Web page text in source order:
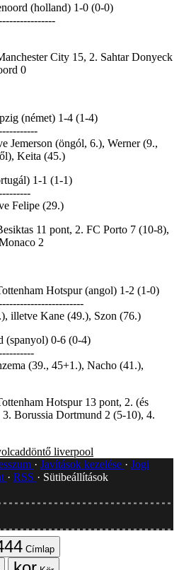
(holland) 1-0 (0-0)
City 15, 2. Sahtar Donyeck
0
(német) 1-4 (1-4)
Jemerson (öngól, 6.), Werner (9.,
Keita (45.)
1-1 (1-1)
Felipe (29.)
11 pont, 2. FC Porto 7 (10-8),
2
Hotspur (angol) 1-2 (1-0)
illetve Kane (49.), Szon (76.)
(spanyol) 0-6 (0-4)
(39., 45+1.), Nacho (41.),
Hotspur 13 pont, 2. (és
Borussia Dortmund 2 (5-10), 4.
liverpool
Javítások kezelése
Jogi
RSS
Sütibeállítások
Címlap